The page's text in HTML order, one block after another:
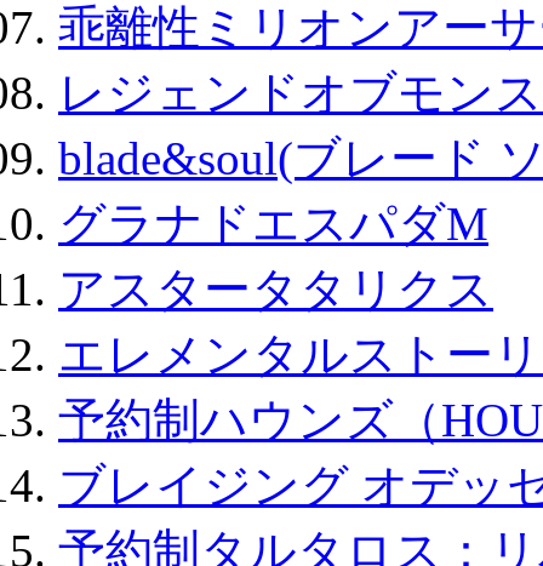
乖離性ミリオンアー
レジェンドオブモン
blade&soul(ブレード
グラナドエスパダM
アスタータタリクス
エレメンタルストー
予約制ハウンズ（
ブレイジング オデッ
予約制タルタロス：